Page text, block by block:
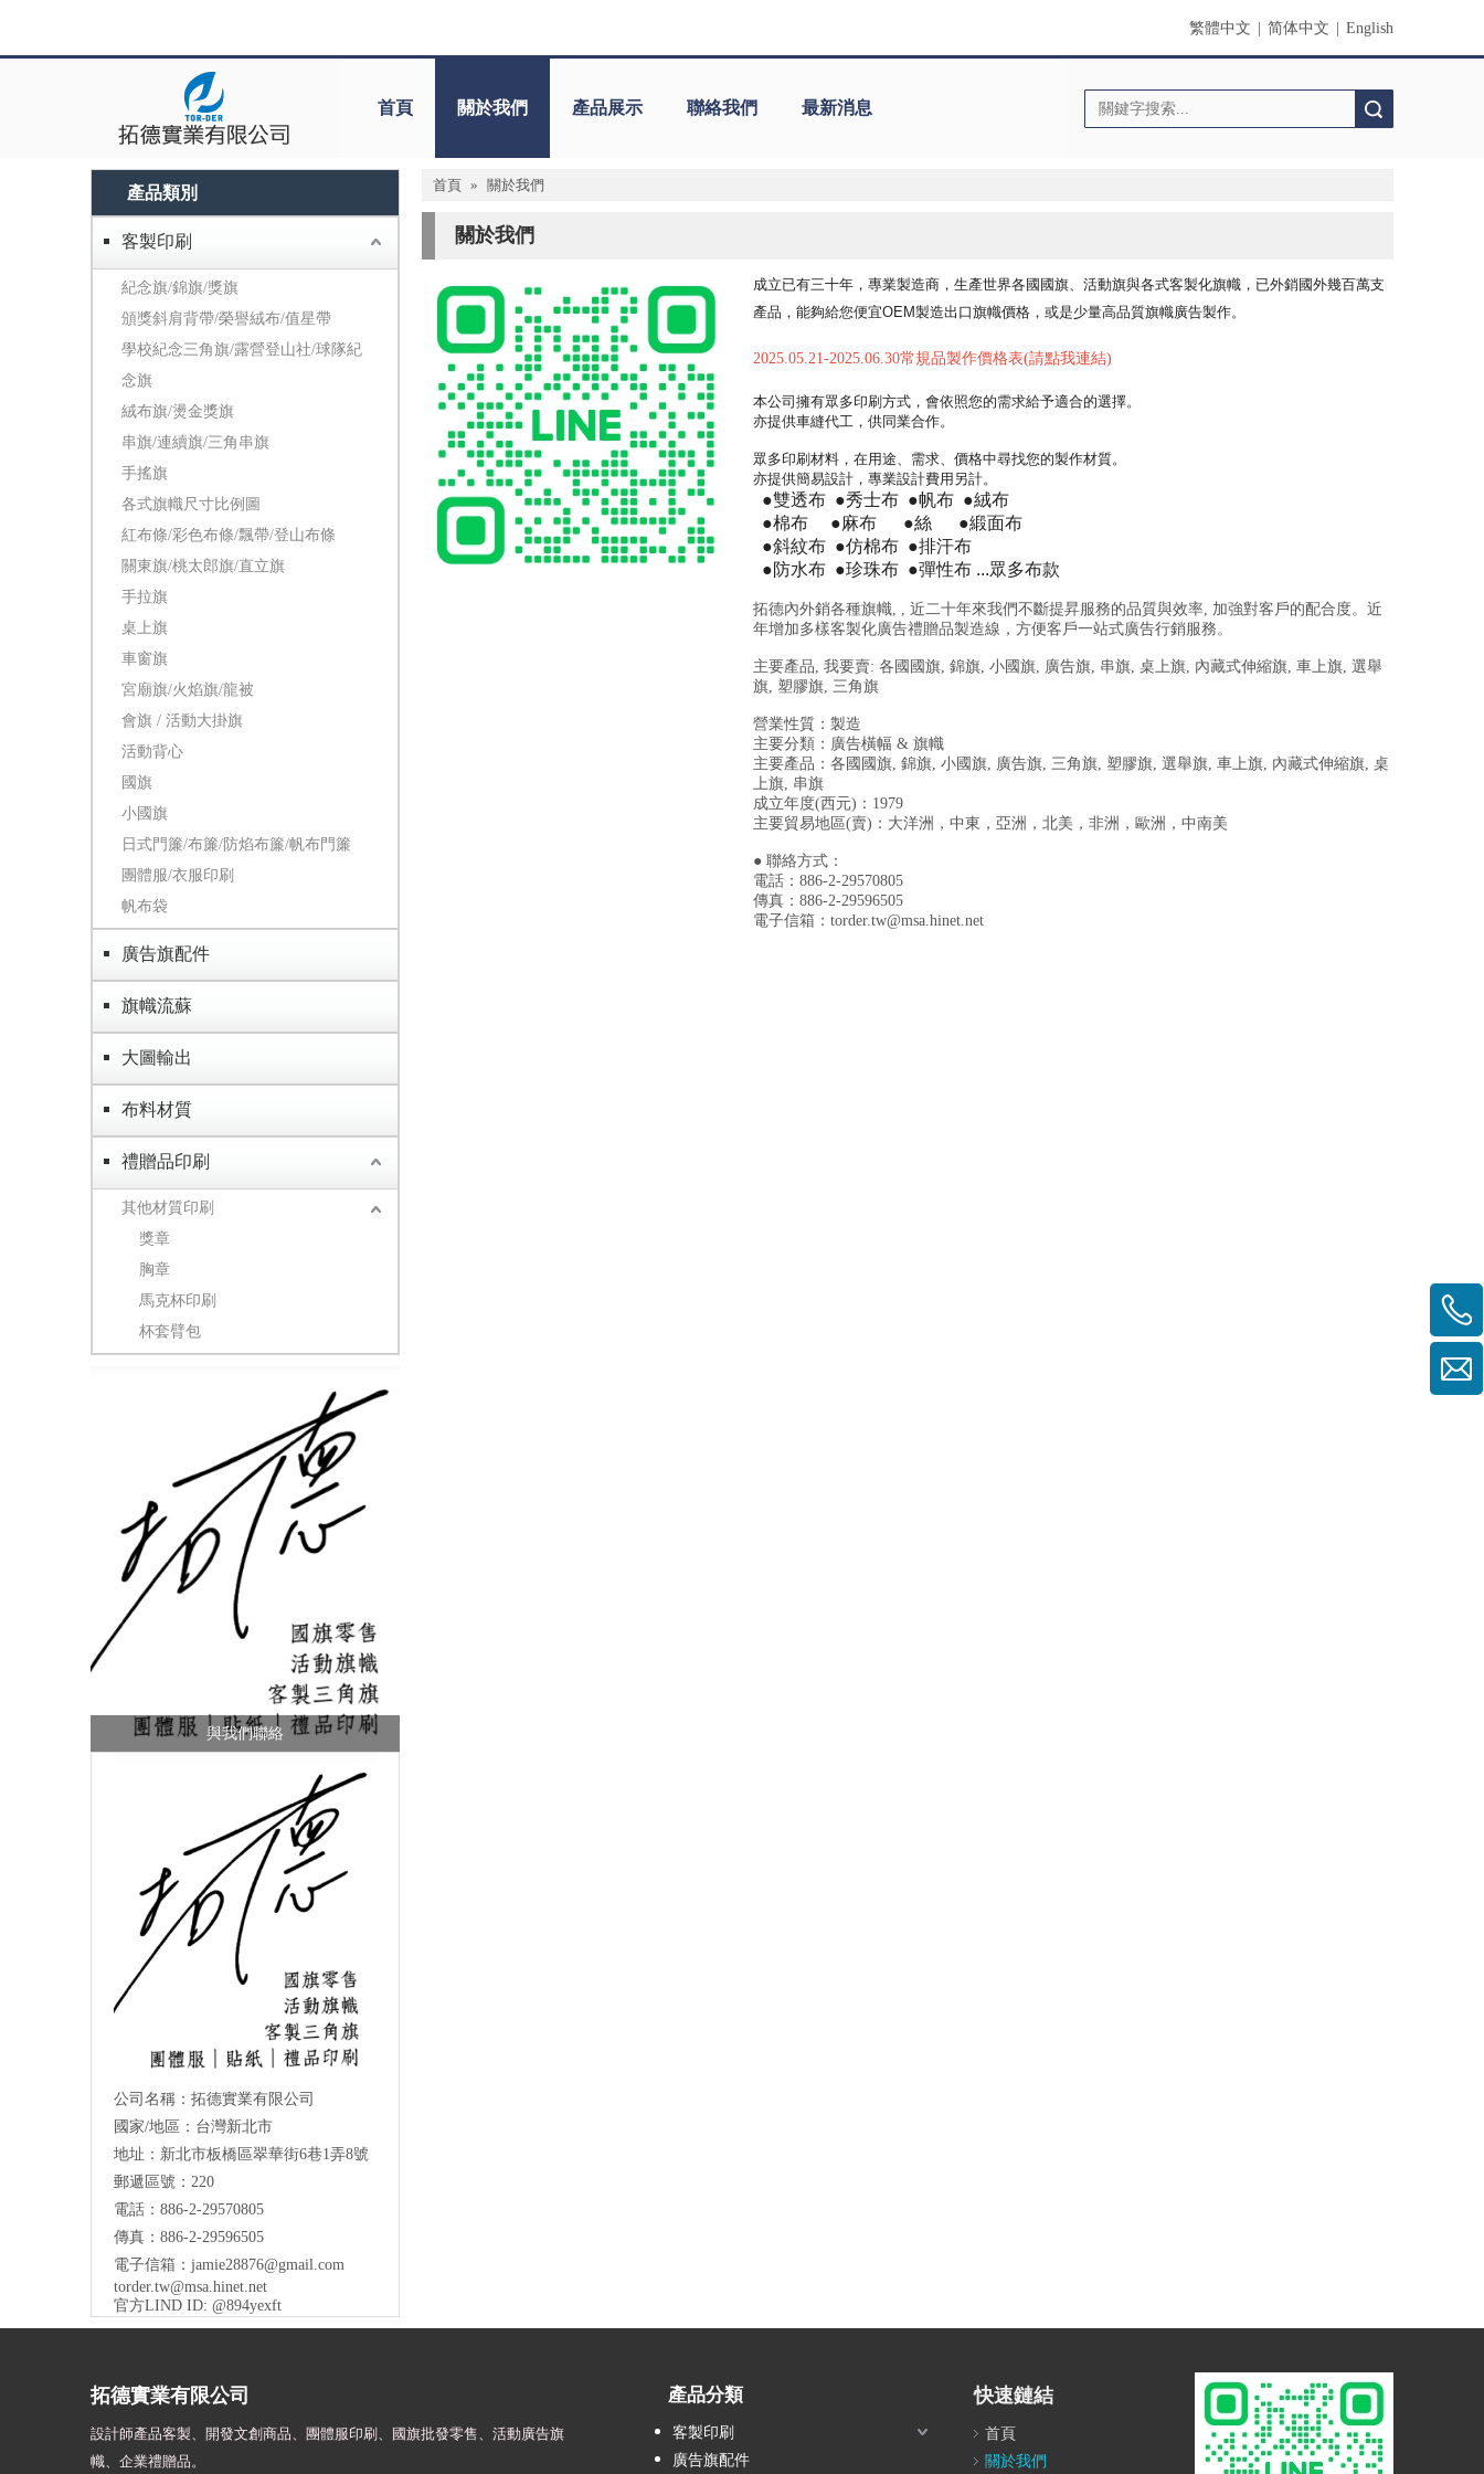
繁體中文 简体中文 English
首頁 關於我們 產品展示 聯絡我們 最新消息
產品類別
客製印刷
紀念旗/錦旗/獎旗
頒獎斜肩背帶/榮譽絨布/值星帶
學校紀念三角旗/露營登山社/球隊紀
念旗
絨布旗/燙金獎旗
串旗/連續旗/三角串旗
手搖旗
各式旗幟尺寸比例圖
紅布條/彩色布條/飄帶/登山布條
關東旗/桃太郎旗/直立旗
手拉旗
桌上旗
車窗旗
宮廟旗/火焰旗/龍被
會旗 / 活動大掛旗
活動背心
國旗
小國旗
日式門簾/布簾/防焰布簾/帆布門簾
團體服/衣服印刷
帆布袋
廣告旗配件
旗幟流蘇
大圖輸出
布料材質
禮贈品印刷
其他材質印刷
獎章
胸章
馬克杯印刷
杯套臂包
與我們聯絡
公司名稱：拓德實業有限公司
國家/地區：台灣新北市
地址：新北市板橋區翠華街6巷1弄8號
郵遞區號：220
電話：886-2-29570805
傳真：886-2-29596505
電子信箱： jamie28876@gmail.com
torder.tw@msa.hinet.net
官方LIND ID: @894yexft
首頁 » 關於我們
關於我們
成立已有三十年，專業製造商，生產世界各國國旗、活動旗與各式客製化旗幟，已外銷國外幾百萬支
產品，能夠給您便宜OEM製造出口旗幟價格，或是少量高品質旗幟廣告製作。
2025.05.21-2025.06.30常規品製作價格表(請點我連結)
本公司擁有眾多印刷方式，會依照您的需求給予適合的選擇。
亦提供車縫代工，供同業合作。
眾多印刷材料，在用途、需求、價格中尋找您的製作材質。
亦提供簡易設計，專業設計費用另計。
●雙透布 ●秀士布 ●帆布 ●絨布
●棉布 ●麻布 ●絲 ●緞面布
●斜紋布 ●仿棉布 ●排汗布
●防水布 ●珍珠布 ●彈性布 ...眾多布款
拓德內外銷各種旗幟, , 近二十年來我們不斷提昇服務的品質與效率, 加強對客戶的配合度。近
年增加多樣客製化廣告禮贈品製造線，方便客戶一站式廣告行銷服務。
主要產品, 我要賣: 各國國旗, 錦旗, 小國旗, 廣告旗, 串旗, 桌上旗, 內藏式伸縮旗, 車上旗, 選舉
旗, 塑膠旗, 三角旗
營業性質：製造
主要分類：廣告橫幅 & 旗幟
主要產品：各國國旗, 錦旗, 小國旗, 廣告旗, 三角旗, 塑膠旗, 選舉旗, 車上旗, 內藏式伸縮旗, 桌
上旗, 串旗
成立年度(西元)：1979
主要貿易地區(賣)：大洋洲，中東，亞洲，北美，非洲，歐洲，中南美
● 聯絡方式：
電話：886-2-29570805
傳真：886-2-29596505
電子信箱： torder.tw@msa.hinet.net
拓德實業有限公司
設計師產品客製、開發文創商品、團體服印刷、
國旗批發零售、活動廣告旗
幟、 企業禮贈品。
產品分類
客製印刷
廣告旗配件
快速鏈結
首頁
關於我們